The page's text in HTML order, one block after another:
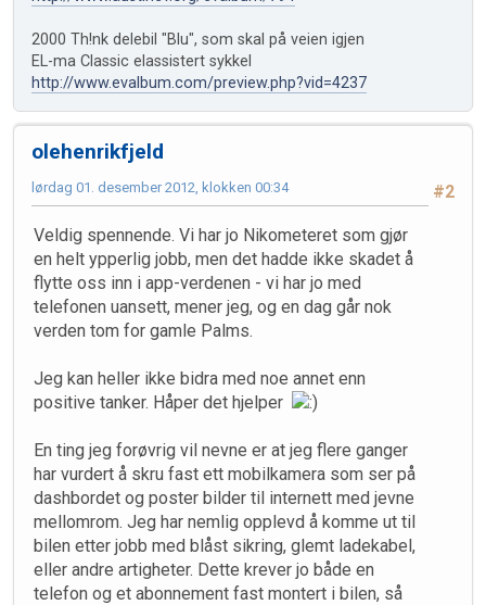
2000 Th!nk delebil "Blu", som skal på veien igjen
EL-ma Classic elassistert sykkel
http://www.evalbum.com/preview.php?vid=4237
olehenrikfjeld
#2
lørdag 01. desember 2012, klokken 00:34
Veldig spennende. Vi har jo Nikometeret som gjør
en helt ypperlig jobb, men det hadde ikke skadet å
flytte oss inn i app-verdenen - vi har jo med
telefonen uansett, mener jeg, og en dag går nok
verden tom for gamle Palms.
Jeg kan heller ikke bidra med noe annet enn
positive tanker. Håper det hjelper
En ting jeg forøvrig vil nevne er at jeg flere ganger
har vurdert å skru fast ett mobilkamera som ser på
dashbordet og poster bilder til internett med jevne
mellomrom. Jeg har nemlig opplevd å komme ut til
bilen etter jobb med blåst sikring, glemt ladekabel,
eller andre artigheter. Dette krever jo både en
telefon og et abonnement fast montert i bilen, så